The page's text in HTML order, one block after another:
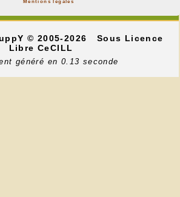
Mentions légales
© 2005-2026
Sous Licence
Libre CeCILL
généré en 0.13 seconde